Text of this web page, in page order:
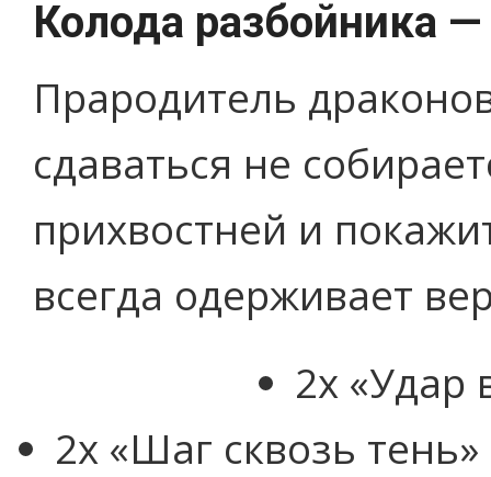
Колода разбойника
Прародитель
сдаваться не
прихвостней и
всегда одерживает
2x «Удар
2x «Шаг сквозь тень»